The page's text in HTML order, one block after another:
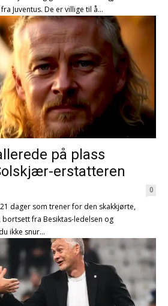
Juventus. De er villige til å...
på plass
erstatteren
0
dager som trener for den skakkjørte,
bortsett fra Besiktas-ledelsen og
ikke snur...